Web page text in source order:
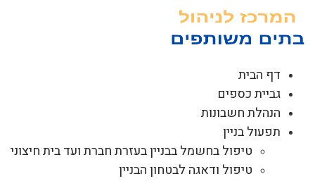
דף הבית
גביית כספים
הנהלת חשבונות
תפעול בניין
טיפול בחשמל בבניין בעזרת חברת ועד בית חיצוני
טיפול ודאגה לבטחון הבניין